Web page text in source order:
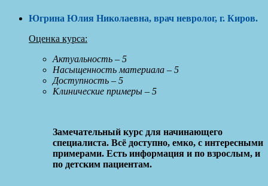
Югрина Юлия Николаевна, врач невролог, г. Киров.
Оценка курса:
Актуальность – 5
Насыщенность материала – 5
Доступность – 5
Клинические примеры – 5
Замечательный курс для начинающего
специалиста. Всё доступно, емко, с интересными
примерами. Есть информация и по взрослым, и
по детским пациентам.